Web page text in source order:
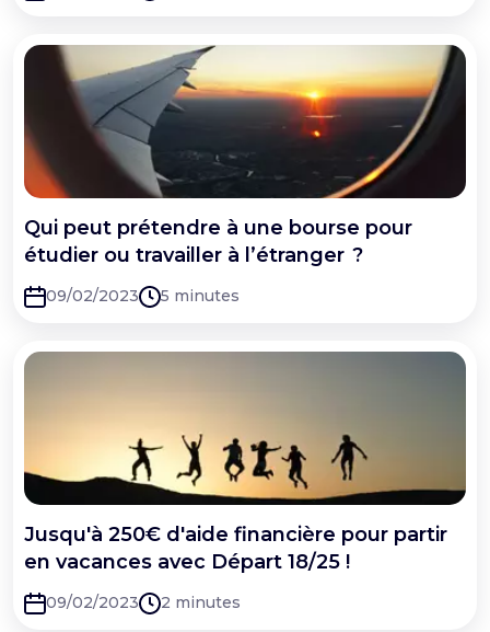
Qui peut prétendre à une bourse pour
étudier ou travailler à l’étranger ?
09/02/2023 5 minutes
Jusqu'à 250€ d'aide financière pour partir
en vacances avec Départ 18/25 !
09/02/2023 2 minutes